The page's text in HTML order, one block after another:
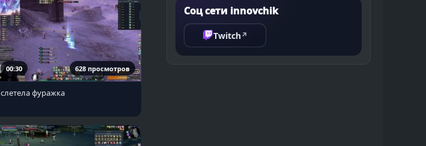
00:30 628 просмотров
слетела фуражка
Соц сети innovchik
Twitch↗